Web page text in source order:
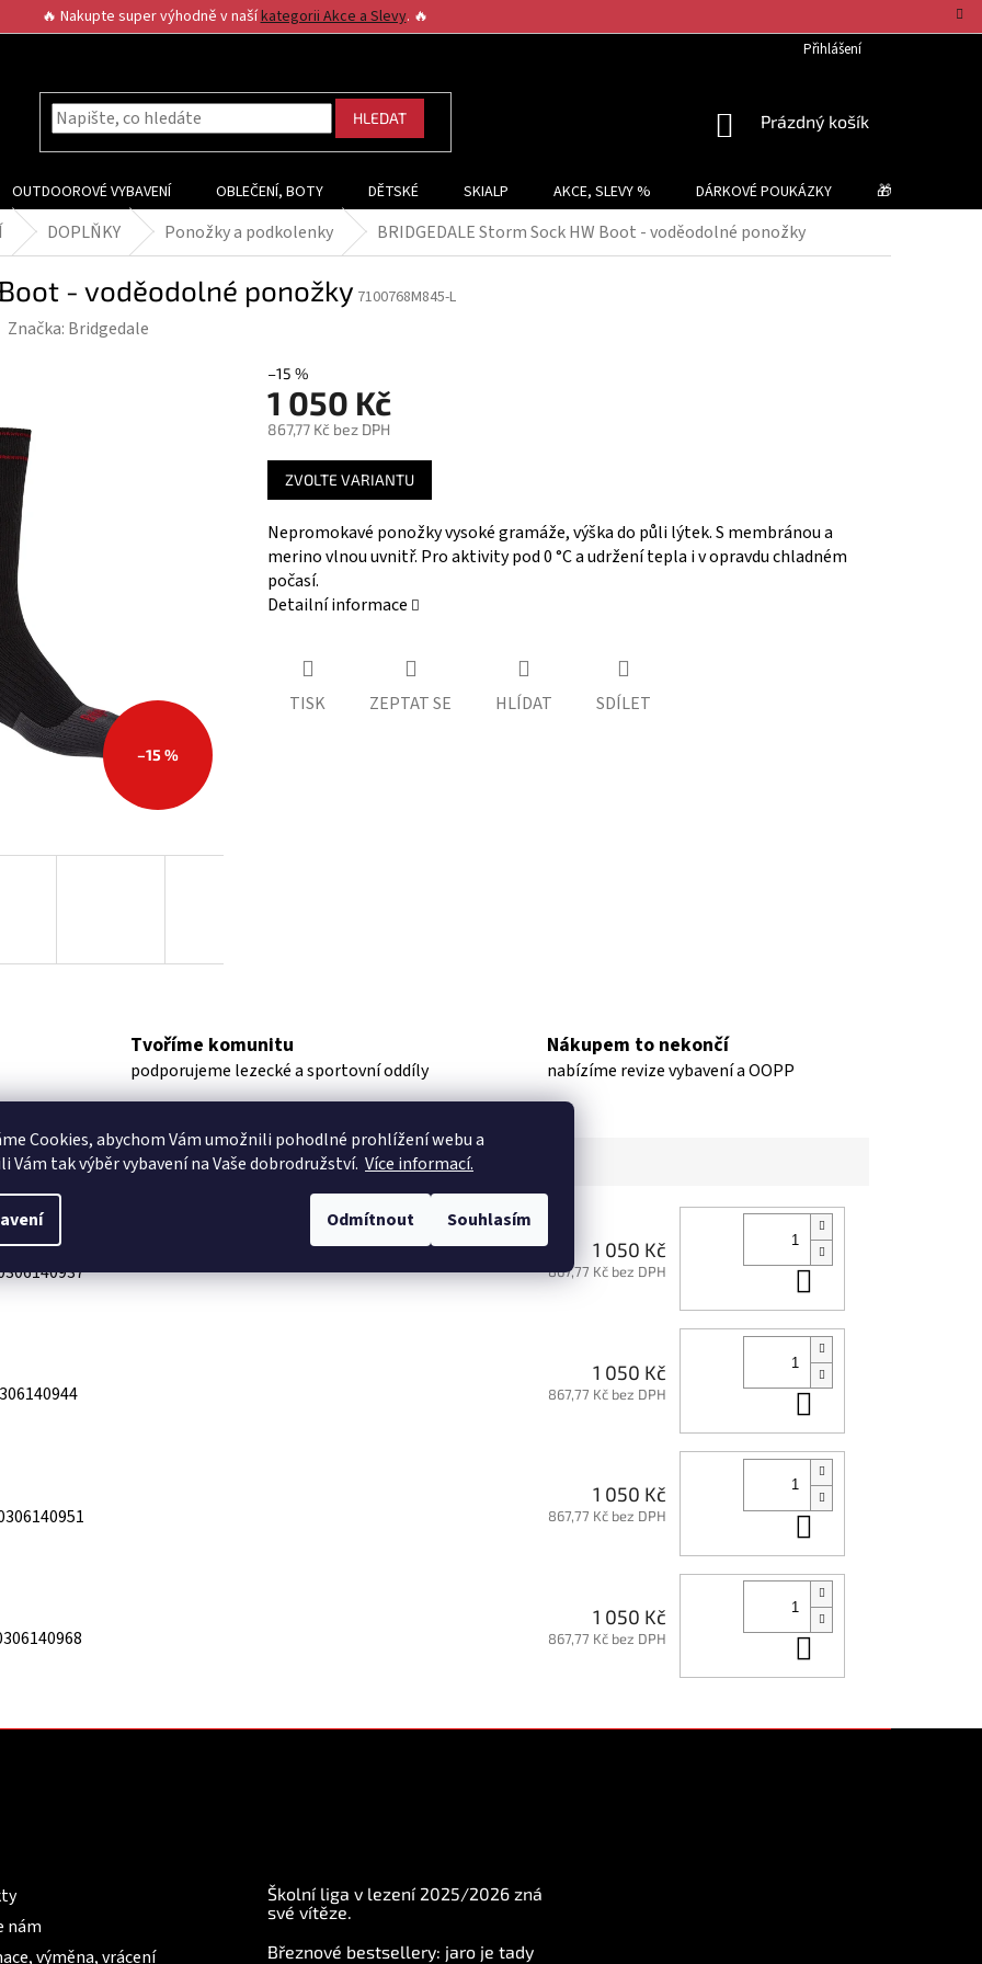
Cookies, abychom Vámumožnili pohodlné prohlížení webu a
Vám tak výběr vybavení na Vaše dobrodružství. Více informací.
Odmítnout Souhlasím
🔥 Nakupte super výhodně v našíkategorii Akce a Slevy. 🔥
Přihlášení
HLEDAT
NÁKUPNÍ
Prázdný košík
OUTDOOROVÉ VYBAVENÍ OBLEČENÍ, BOTY DĚTSKÉ SKIALP AKCE, SLEVY % DÁRKOVÉ POUKÁZKY 🎁 TIPY NA
DOPLŇKY Ponožky a podkolenky BRIDGEDALE Storm Sock HW Boot - voděodolné ponožky
Boot - voděodolné ponožky 7100768M845-L
Značka: Bridgedale
–15 %
–15 %
1 050 Kč
867,77 Kč bez DPH
Měrná
cena:
ZVOLTE VARIANTU
Nepromokavé ponožky vysoké gramáže, výška do půli lýtek. S membránou a
merino vlnou uvnitř. Pro aktivity pod 0 °C a udržení tepla i v opravdu chladném
počasí.
Detailní informace
TISK ZEPTAT SE HLÍDAT SDÍLET
Tvoříme komunitu
podporujeme lezecké a sportovní oddíly
Nákupem to nekončí
nabízíme revize vybavení a OOPP
Ostatní informace
1 050 Kč
867,77 Kč bez DPH
1 050 Kč
867,77 Kč bez DPH
1 050 Kč
867,77 Kč bez DPH
1 050 Kč
867,77 Kč bez DPH
nám
výměna, vrácení
Školní liga v lezení 2025/2026 zná
své vítěze.
Březnové bestsellery: jaro je tady